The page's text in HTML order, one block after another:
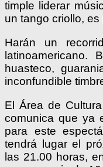
timple liderar
un tango criollo, es
Harán un
latinoamericano.
huasteco,
inconfundible
El Área de
comunica que ya
para este
tendrá lugar el
las 21.00 horas,